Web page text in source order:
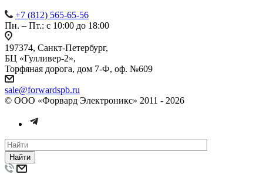
+7 (812) 565-65-56
Пн. – Пт.: с 10:00 до 18:00
197374, Санкт-Петербург,
БЦ «Гулливер-2»,
Торфяная дорога, дом 7-Ф, оф. №609
sale@forwardspb.ru
© ООО «Форвард Электроникс» 2011 - 2026
Найти